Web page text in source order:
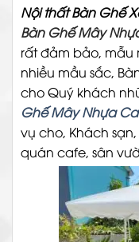
Nội thất Bàn Ghế
Bàn Ghế Mây
rất đảm bảo, mẫu
nhiều mầu sắc,
cho Quý khách
Ghế Mây Nhựa
vụ cho, Khách
quán cafe, sân